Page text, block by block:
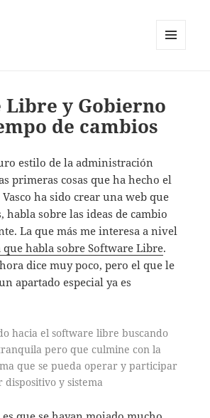
Libre y Gobierno
de cambios
estilo de la administración
primeras cosas que ha hecho el
ha sido crear una web que
habla sobre las ideas de cambio
La que más me interesa a nivel
que habla sobre Software Libre.
dice muy poco, pero el que le
apartado especial ya es
hacia el software libre buscando
pero que culmine con la
que se pueda operar y participar
dispositivo y sistema